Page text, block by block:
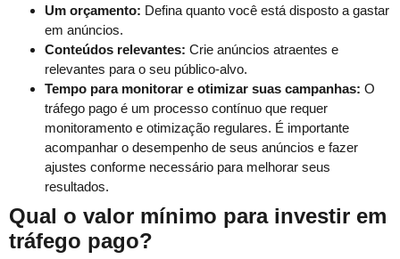
Um orçamento: Defina quanto você está disposto a gastar
em anúncios.
Conteúdos relevantes: Crie anúncios atraentes e
relevantes para o seu público-alvo.
Tempo para monitorar e otimizar suas campanhas: O
tráfego pago é um processo contínuo que requer
monitoramento e otimização regulares. É importante
acompanhar o desempenho de seus anúncios e fazer
ajustes conforme necessário para melhorar seus
resultados.
Qual o valor mínimo para investir em
tráfego pago?